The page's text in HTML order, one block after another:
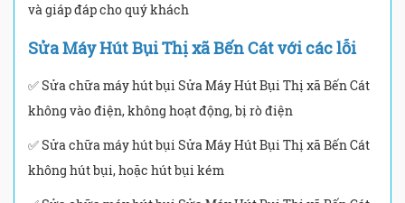
và giáp đáp cho quý khách
Sửa Máy Hút Bụi Thị xã Bến Cát với các lỗi
✅ Sửa chữa máy hút bụi Sửa Máy Hút Bụi Thị xã Bến Cát
không vào điện, không hoạt động, bị rò điện
✅ Sửa chữa máy hút bụi Sửa Máy Hút Bụi Thị xã Bến Cát
không hút bụi, hoặc hút bụi kém